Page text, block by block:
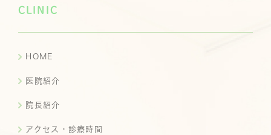
CLINIC
HOME
医院紹介
院長紹介
アクセス・診療時間